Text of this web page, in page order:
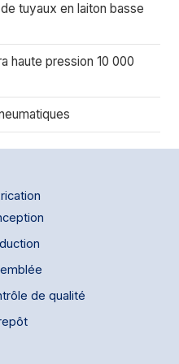
tuyaux en laiton basse
haute pression 10 000
de qualité